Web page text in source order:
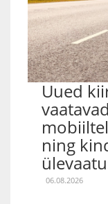
Uued
ning
06.08.2026